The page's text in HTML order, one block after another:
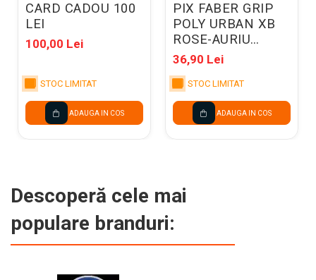
CARD CADOU 100
LEI
100,00 Lei
STOC LIMITAT
ADAUGA IN COS
PIX FABER GRIP
POLY URBAN XB
ROSE-AURIU
FC241187
36,90 Lei
STOC LIMITAT
ADAUGA IN COS
Descoperă cele mai
populare branduri: